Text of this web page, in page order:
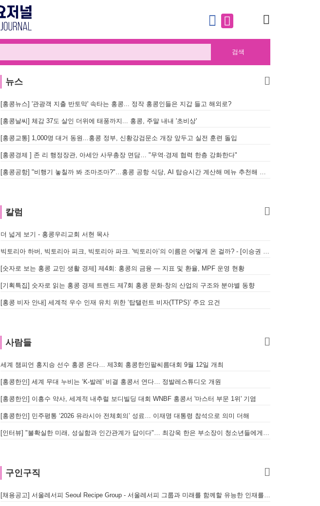
검색
뉴스
[홍콩뉴스] '관광객 지출 반토막' 속타는 홍콩... 정작 홍콩인들은 지갑 들고 해외로?
[홍콩날씨] 체감 37도 살인 더위에 태풍까지... 홍콩, 주말 내내 '초비상'
[홍콩교통] 1,000명 대거 동원...홍콩 정부, 신황강검문소 개장 앞두고 실전 훈련 돌입
[홍콩경제 ] 존 리 행정장관, 아세안 사무총장 면담… "무역·경제 협력 한층 강화한다"
[홍콩공항] "비행기 놓칠까 봐 조마조마?"…홍콩 공항 식당, AI 탑승시간 계산해 메뉴 추천해 준다
칼럼
더 넓게 보기 - 홍콩우리교회 서현 목사
빅토리아 하버, 빅토리아 피크, 빅토리아 파크. '빅토리아’의 이름은 어떻게 온 걸까? - [이승권 원장의 생활칼럼]
[숫자로 보는 홍콩 교민 생활 경제] 제4회: 홍콩의 금융 — 지표 및 환율, MPF 운영 현황
[기획특집] 숫자로 읽는 홍콩 경제 트렌드 제7회 홍콩 문화·창의 산업의 구조와 분야별 동향
[홍콩 비자 안내] 세계적 우수 인재 유치 위한 ‘탑탤런트 비자(TTPS)’ 주요 요건
사람들
세계 챔피언 홍지승 선수 홍콩 온다… 제3회 홍콩한인팔씨름대회 9월 12일 개최
[홍콩한인] 세계 무대 누비는 ‘K-발레’ 비결 홍콩서 연다… 정발레스튜디오 개원
[홍콩한인] 이흥수 약사, 세계적 내추럴 보디빌딩 대회 WNBF 홍콩서 '마스터 부문 1위' 기염
[홍콩한인] 민주평통 ‘2026 유라시아 전체회의’ 성료… 이재명 대통령 참석으로 의미 더해
[인터뷰] "불확실한 미래, 성실함과 인간관계가 답이다"… 최강욱 한은 부소장이 청소년들에게 전하는 응원
구인구직
[채용공고] 서울레서피 Seoul Recipe Group - 서울레서피 그룹과 미래를 함께할 유능한 인재를 모십니다